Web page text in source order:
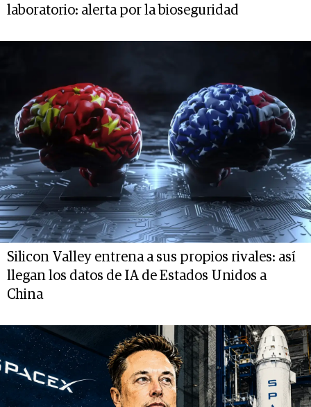
laboratorio: alerta por la bioseguridad
Silicon Valley entrena a sus propios rivales: así
llegan los datos de IA de Estados Unidos a
China